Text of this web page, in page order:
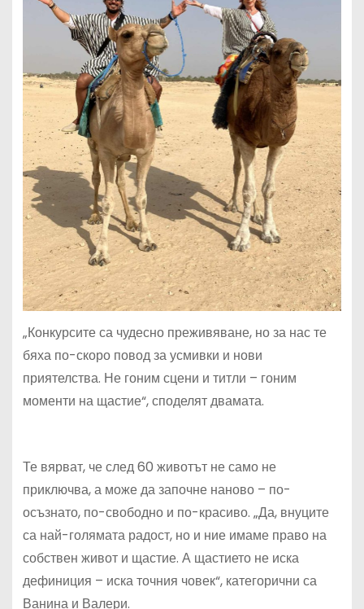
„Конкурсите са чудесно преживяване, но за нас те
бяха по-скоро повод за усмивки и нови
приятелства. Не гоним сцени и титли – гоним
моменти на щастие“, споделят двамата.
Те вярват, че след 60 животът не само не
приключва, а може да започне наново – по-
осъзнато, по-свободно и по-красиво. „Да, внуците
са най-голямата радост, но и ние имаме право на
собствен живот и щастие. А щастието не иска
дефиниция – иска точния човек“, категорични са
Ванина и Валери.